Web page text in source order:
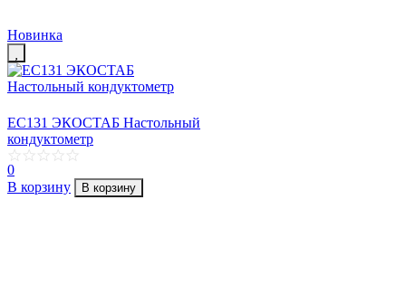
Новинка
EC131 ЭКОСТАБ Настольный
кондуктометр
0
В корзину
В корзину